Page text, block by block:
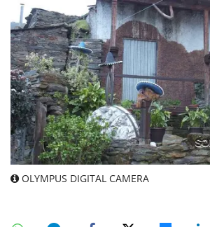
OLYMPUS DIGITAL CAMERA